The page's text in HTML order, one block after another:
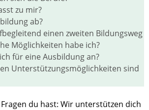
zu mir?
ab?
einen zweiten Bildungsweg
Möglichkeiten habe ich?
für eine Ausbildung an?
Unterstützungsmöglichkeiten sind
Fragen du hast: Wir unterstützen dich